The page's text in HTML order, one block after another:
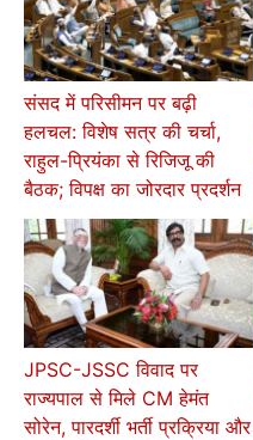
संसद में परिसीमन पर बढ़ी
हलचल: विशेष सत्र की चर्चा,
राहुल-प्रियंका से रिजिजू की
बैठक; विपक्ष का जोरदार प्रदर्शन
JPSC-JSSC विवाद पर
राज्यपाल से मिले CM हेमंत
सोरेन, पारदर्शी भर्ती प्रक्रिया और